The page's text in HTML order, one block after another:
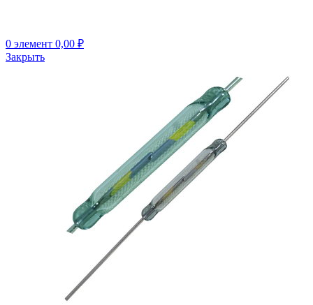
0 элемент 0,00 ₽
Закрыть